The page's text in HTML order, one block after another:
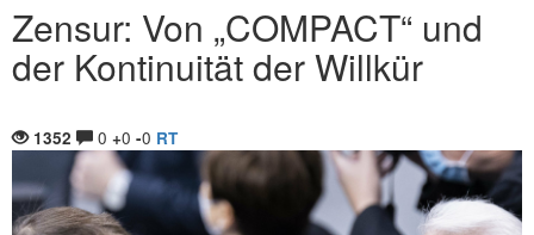
Zensur: Von „COMPACT“ und
der Kontinuität der Willkür
1352 0 +0 -0 RT